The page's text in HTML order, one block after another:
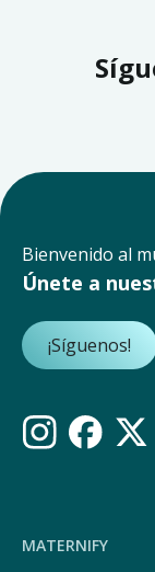
Bienvenido al
Únete a
¡Síguenos!
MATERNIFY